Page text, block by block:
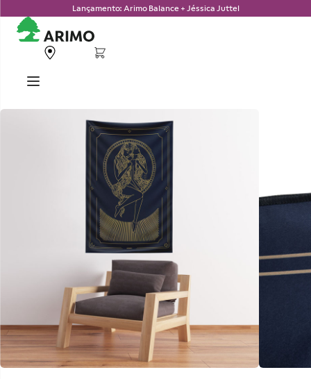
Lançamento: Arimo Balance + Jéssica Juttel